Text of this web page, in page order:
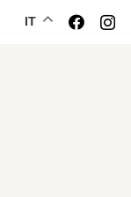
IT